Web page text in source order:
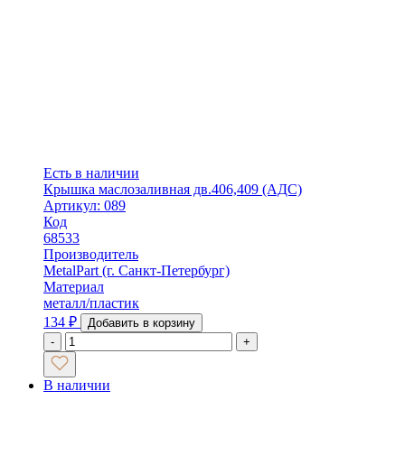
Есть в наличии
Крышка маслозаливная дв.406,409 (АДС)
Артикул: 089
Код
68533
Производитель
MetalPart (г. Санкт-Петербург)
Материал
металл/пластик
134 ₽
Добавить в корзину
-
+
В наличии